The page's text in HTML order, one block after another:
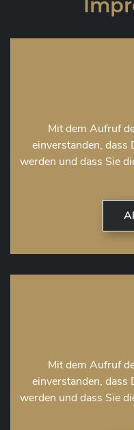
Mit dem Aufruf
einverstanden, dass
werden und dass Sie
Mit dem Aufruf
einverstanden, dass
werden und dass Sie